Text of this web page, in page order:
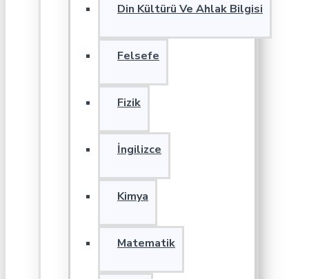
Din Kültürü Ve Ahlak Bilgisi
Felsefe
Fizik
İngilizce
Kimya
Matematik